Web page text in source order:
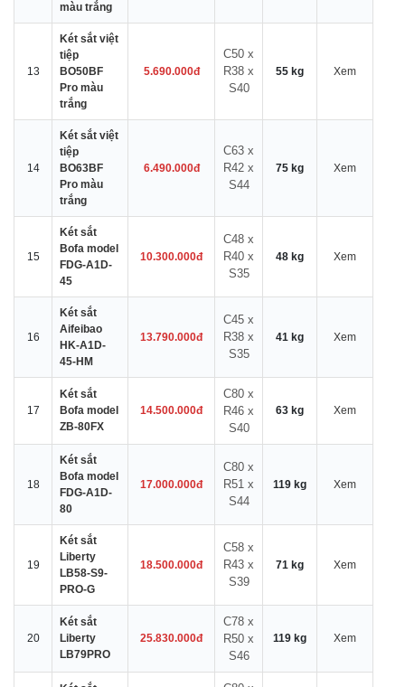
màu trắng
13
Két sắt việt
tiệp
BO50BF
Pro màu
trắng
5.690.000đ
C50 x
R38 x
S40
55 kg Xem
14
Két sắt việt
tiệp
BO63BF
Pro màu
trắng
6.490.000đ
C63 x
R42 x
S44
75 kg Xem
15
Két sắt
Bofa model
FDG-A1D-
45
10.300.000đ
C48 x
R40 x
S35
48 kg Xem
16
Két sắt
Aifeibao
HK-A1D-
45-HM
13.790.000đ
C45 x
R38 x
S35
41 kg Xem
17
Két sắt
Bofa model
ZB-80FX
14.500.000đ
C80 x
R46 x
S40
63 kg Xem
18
Két sắt
Bofa model
FDG-A1D-
80
17.000.000đ
C80 x
R51 x
S44
119 kg Xem
19
Két sắt
Liberty
LB58-S9-
PRO-G
18.500.000đ
C58 x
R43 x
S39
71 kg Xem
20
Két sắt
Liberty
LB79PRO
25.830.000đ
C78 x
R50 x
S46
119 kg Xem